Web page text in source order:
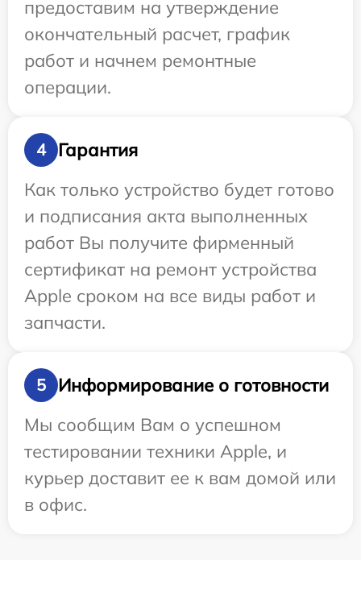
предоставим на утверждение
окончательный расчет, график
работ и начнем ремонтные
операции.
4
Гарантия
Как только устройство будет готово
и подписания акта выполненных
работ Вы получите фирменный
сертификат на ремонт устройства
Apple сроком на все виды работ и
запчасти.
5
Информирование о готовности
Мы сообщим Вам о успешном
тестировании техники Apple, и
курьер доставит ее к вам домой или
в офис.